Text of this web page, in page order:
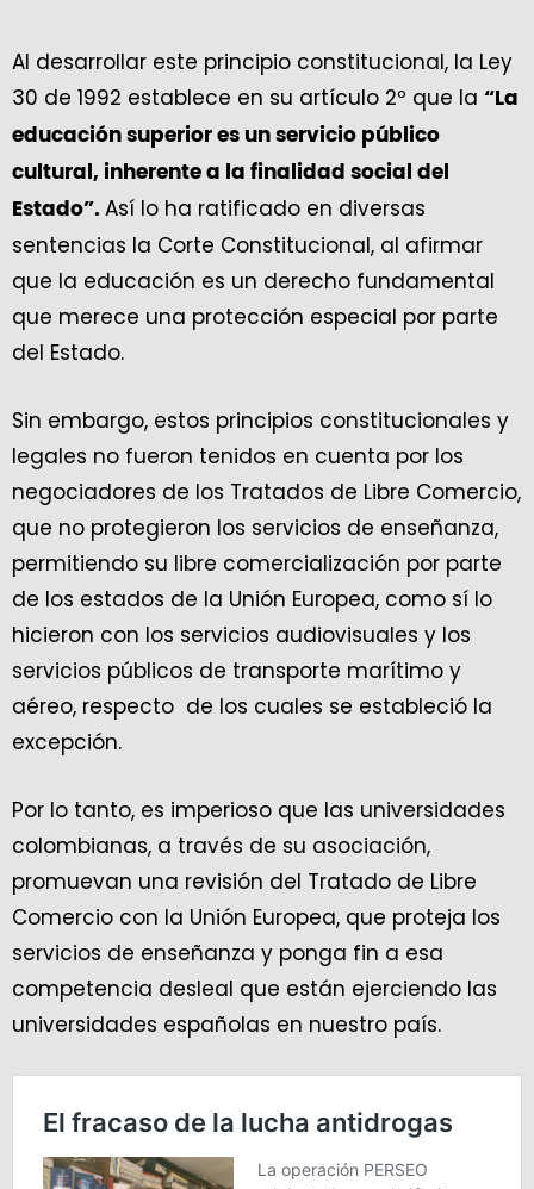
Al desarrollar este principio constitucional, la Ley
30 de 1992 establece en su artículo 2º que la “La
educación superior es un servicio público
cultural, inherente a la finalidad social del
Estado”. Así lo ha ratificado en diversas
sentencias la Corte Constitucional, al afirmar
que la educación es un derecho fundamental
que merece una protección especial por parte
del Estado.
Sin embargo, estos principios constitucionales y
legales no fueron tenidos en cuenta por los
negociadores de los Tratados de Libre Comercio,
que no protegieron los servicios de enseñanza,
permitiendo su libre comercialización por parte
de los estados de la Unión Europea, como sí lo
hicieron con los servicios audiovisuales y los
servicios públicos de transporte marítimo y
aéreo, respecto de los cuales se estableció la
excepción.
Por lo tanto, es imperioso que las universidades
colombianas, a través de su asociación,
promuevan una revisión del Tratado de Libre
Comercio con la Unión Europea, que proteja los
servicios de enseñanza y ponga fin a esa
competencia desleal que están ejerciendo las
universidades españolas en nuestro país.